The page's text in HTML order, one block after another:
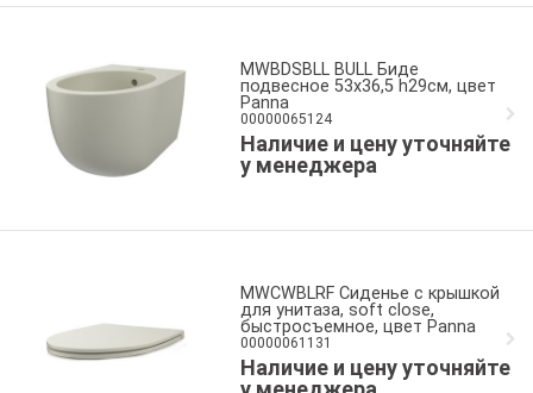
MWBDSBLL BULL Биде
подвесное 53x36,5 h29см, цвет
Panna
00000065124
Наличие и цену уточняйте
у менеджера
MWCWBLRF Сиденье с крышкой
для унитаза, soft close,
быстросъемное, цвет Panna
00000061131
Наличие и цену уточняйте